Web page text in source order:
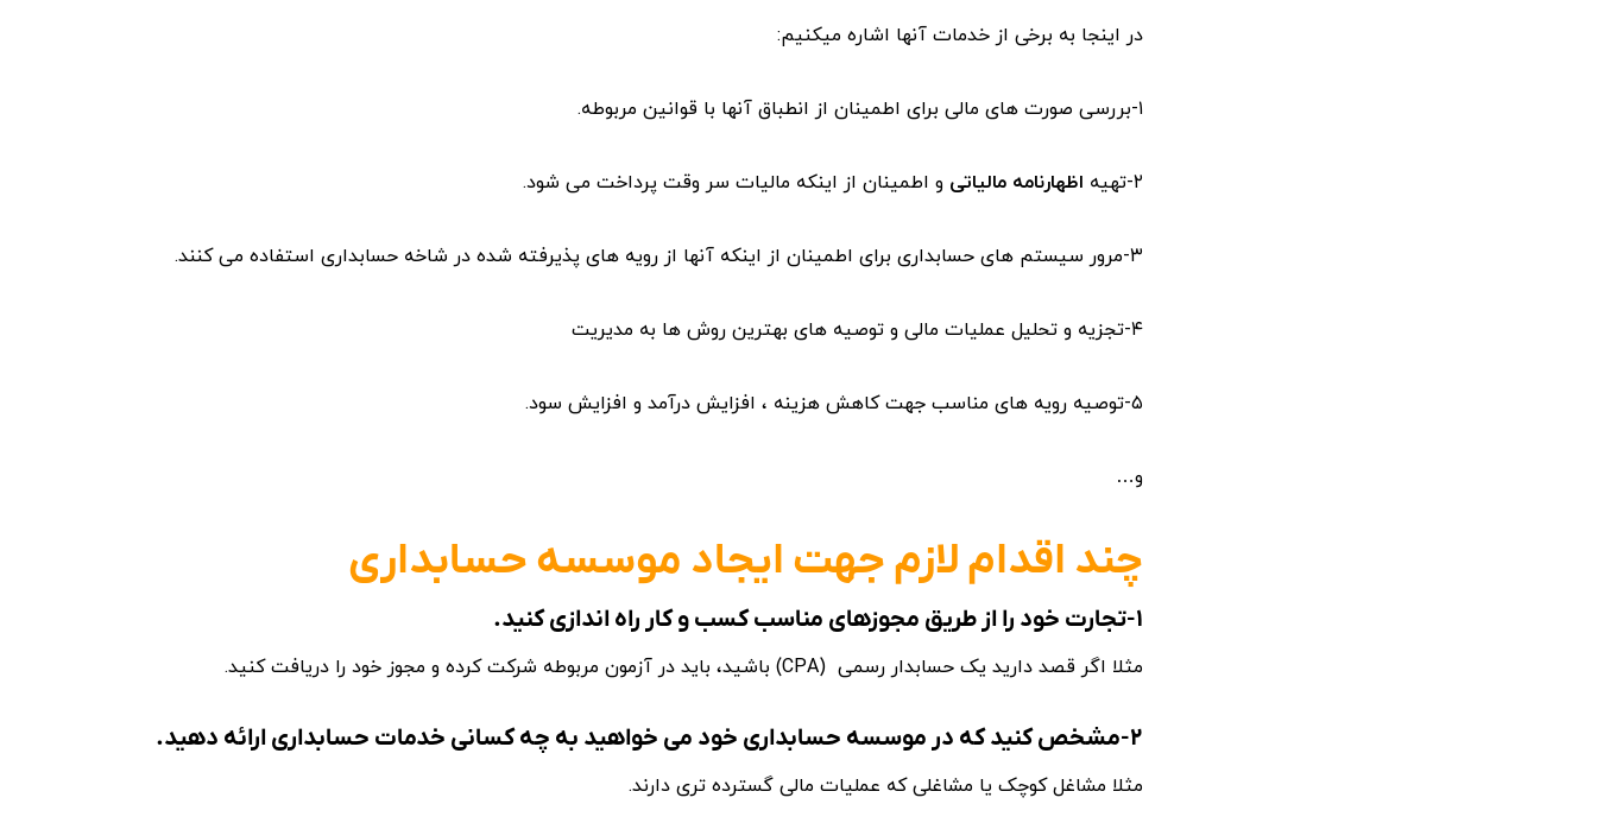
در اینجا به برخی از خدمات آنها اشاره میکنیم:
۱-بررسی صورت های مالی برای اطمینان از انطباق آنها با قوانین مربوطه.
۲-تهیه اظهارنامه مالیاتی و اطمینان از اینکه مالیات سر وقت پرداخت می شود.
۳-مرور سیستم های حسابداری برای اطمینان از اینکه آنها از رویه های پذیرفته شده در شاخه حسابداری استفاده می کنند.
۴-تجزیه و تحلیل عملیات مالی و توصیه های بهترین روش ها به مدیریت
۵-توصیه رویه های مناسب جهت کاهش هزینه ، افزایش درآمد و افزایش سود.
و…
چند اقدام لازم جهت ایجاد موسسه حسابداری
۱-تجارت خود را از طریق مجوزهای مناسب کسب و کار راه اندازی کنید.
مثلا اگر قصد دارید یک حسابدار رسمی (CPA) باشید، باید در آزمون مربوطه شرکت کرده و مجوز خود را دریافت کنید.
۲-مشخص کنید که در موسسه حسابداری خود می خواهید به چه کسانی خدمات حسابداری ارائه دهید.
مثلا مشاغل کوچک یا مشاغلی که عملیات مالی گسترده تری دارند.